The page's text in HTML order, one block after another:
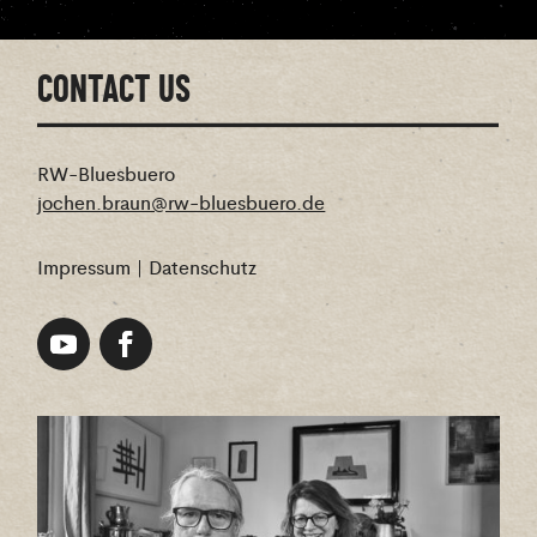
CONTACT US
RW-Bluesbuero
jochen.braun@rw-bluesbuero.de
Impressum | Datenschutz